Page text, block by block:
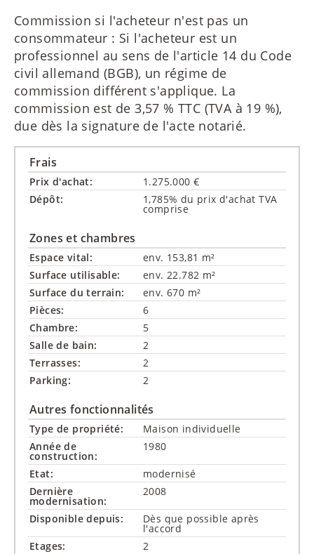
Commission si l'acheteur n'est pas un
consommateur : Si l'acheteur est un
professionnel au sens de l'article 14 du Code
civil allemand (BGB), un régime de
commission différent s'applique. La
commission est de 3,57 % TTC (TVA à 19 %),
due dès la signature de l'acte notarié.
Frais
Prix d'achat:
1.275.000 €
Dépôt:
1,785% du prix d'achat TVA
comprise
Zones et chambres
Espace vital:
env. 153,81 m²
Surface utilisable:
env. 22.782 m²
Surface du terrain:
env. 670 m²
Pièces:
6
Chambre:
5
Salle de bain:
2
Terrasses:
2
Parking:
2
Autres fonctionnalités
Type de propriété:
Maison individuelle
Année de
construction:
1980
Etat:
modernisé
Dernière
modernisation:
2008
Disponible depuis: Dès que possible après
l'accord
Etages:
2